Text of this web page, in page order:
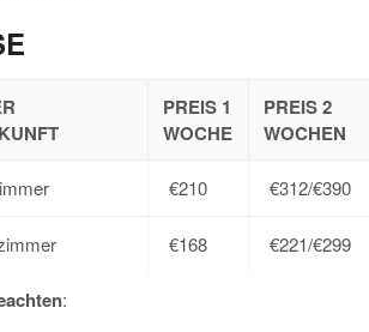
PREIS 1
WOCHE
PREIS 2
WOCHEN
:
€210 €312/€390
€168 €221/€299